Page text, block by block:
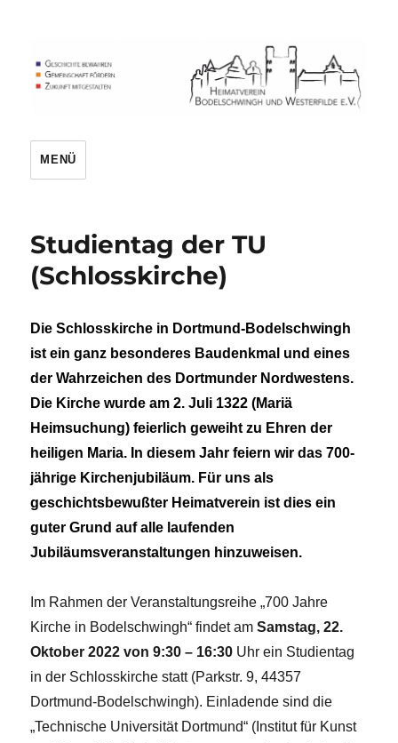
MENÜ
Studientag der TU
(Schlosskirche)
Die Schlosskirche in Dortmund-Bodelschwingh
ist ein ganz besonderes Baudenkmal und eines
der Wahrzeichen des Dortmunder Nordwestens.
Die Kirche wurde am 2. Juli 1322 (Mariä
Heimsuchung) feierlich geweiht zu Ehren der
heiligen Maria. In diesem Jahr feiern wir das 700-
jährige Kirchenjubiläum. Für uns als
geschichtsbewußter Heimatverein ist dies ein
guter Grund auf alle laufenden
Jubiläumsveranstaltungen hinzuweisen.
Im Rahmen der Veranstaltungsreihe „700 Jahre
Kirche in Bodelschwingh“ findet amSamstag, 22.
Oktober 2022 von 9:30 – 16:30 Uhr ein Studientag
in der Schlosskirche statt (Parkstr. 9, 44357
Dortmund-Bodelschwingh). Einladende sind die
„Technische Universität Dortmund“ (Institut für Kunst